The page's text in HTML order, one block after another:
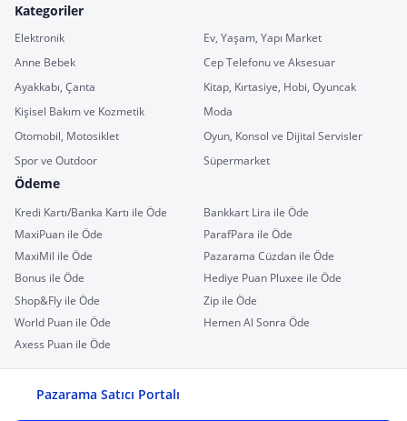
Kategoriler
Elektronik
Ev, Yaşam, Yapı Market
Anne Bebek
Cep Telefonu ve Aksesuar
Ayakkabı, Çanta
Kitap, Kırtasiye, Hobi, Oyuncak
Kişisel Bakım ve Kozmetik
Moda
Otomobil, Motosiklet
Oyun, Konsol ve Dijital Servisler
Spor ve Outdoor
Süpermarket
Ödeme
Kredi Kartı/Banka Kartı ile Öde
Bankkart Lira ile Öde
MaxiPuan ile Öde
ParafPara ile Öde
MaxiMil ile Öde
Pazarama Cüzdan ile Öde
Bonus ile Öde
Hediye Puan Pluxee ile Öde
Shop&Fly ile Öde
Zip ile Öde
World Puan ile Öde
Hemen Al Sonra Öde
Axess Puan ile Öde
Pazarama Satıcı Portalı